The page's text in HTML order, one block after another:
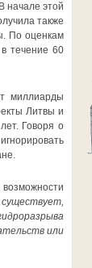
начале этой
также
По оценкам
в течение 60
миллиарды
Литвы и
Говоря о
существует,
или